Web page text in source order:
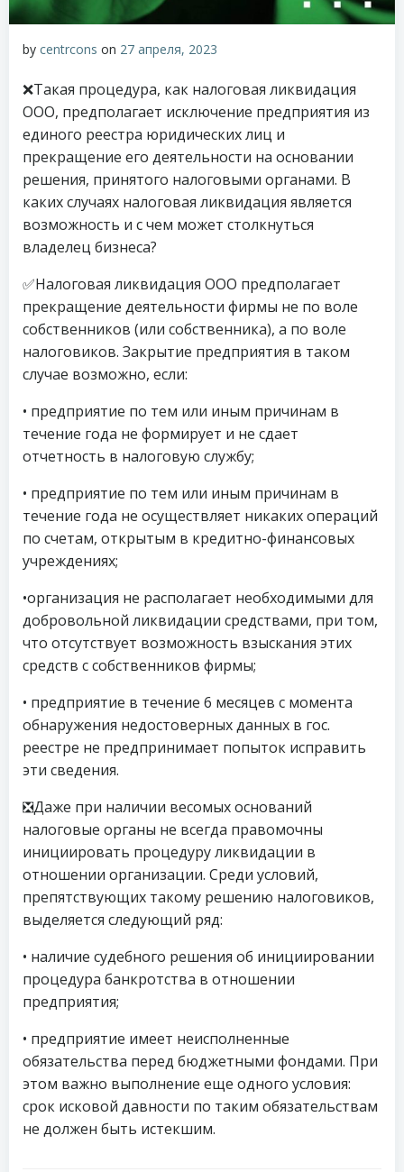
by centrcons on 27 апреля, 2023
❌Такая процедура, как налоговая ликвидация
ООО, предполагает исключение предприятия из
единого реестра юридических лиц и
прекращение его деятельности на основании
решения, принятого налоговыми органами. В
каких случаях налоговая ликвидация является
возможность и с чем может столкнуться
владелец бизнеса?
✅Налоговая ликвидация ООО предполагает
прекращение деятельности фирмы не по воле
собственников (или собственника), а по воле
налоговиков. Закрытие предприятия в таком
случае возможно, если:
• предприятие по тем или иным причинам в
течение года не формирует и не сдает
отчетность в налоговую службу;
• предприятие по тем или иным причинам в
течение года не осуществляет никаких операций
по счетам, открытым в кредитно-финансовых
учреждениях;
•организация не располагает необходимыми для
добровольной ликвидации средствами, при том,
что отсутствует возможность взыскания этих
средств с собственников фирмы;
• предприятие в течение 6 месяцев с момента
обнаружения недостоверных данных в гос.
реестре не предпринимает попыток исправить
эти сведения.
❎Даже при наличии весомых оснований
налоговые органы не всегда правомочны
инициировать процедуру ликвидации в
отношении организации. Среди условий,
препятствующих такому решению налоговиков,
выделяется следующий ряд:
• наличие судебного решения об инициировании
процедура банкротства в отношении
предприятия;
• предприятие имеет неисполненные
обязательства перед бюджетными фондами. При
этом важно выполнение еще одного условия:
срок исковой давности по таким обязательствам
не должен быть истекшим.